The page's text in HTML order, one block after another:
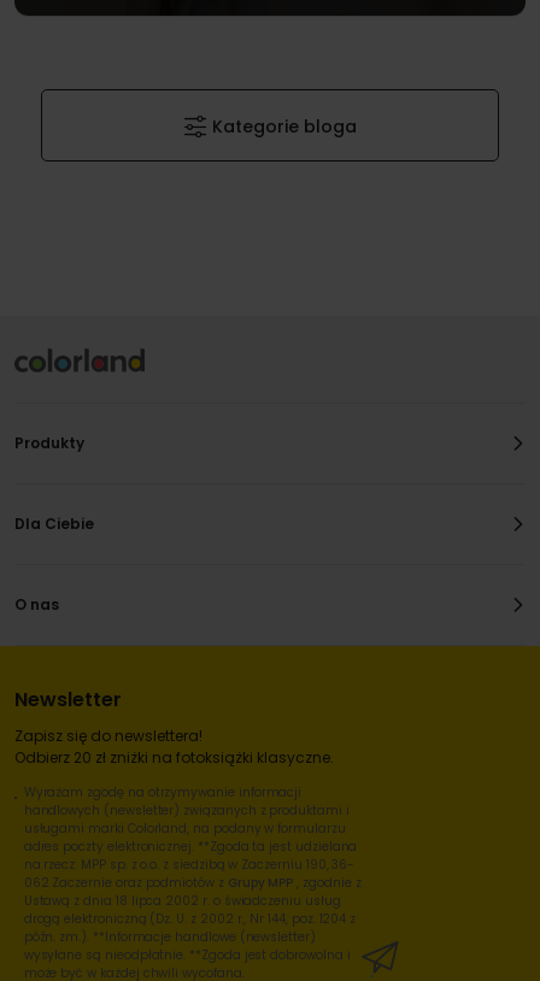
Kategorie bloga
Produkty
Dla Ciebie
O nas
Newsletter
Zapisz się do newslettera!
Odbierz 20 zł zniżki na fotoksiążki klasyczne.
Wyrażam zgodę na otrzymywanie informacji
handlowych (newsletter) związanych z produktami i
usługami marki Colorland, na podany w formularzu
adres poczty elektronicznej. **Zgoda ta jest udzielana
na rzecz: MPP sp. z o.o. z siedzibą w Zaczerniu 190, 36-
062 Zaczernie oraz podmiotów z Grupy MPP , zgodnie z
Ustawą z dnia 18 lipca 2002 r. o świadczeniu usług
drogą elektroniczną (Dz. U. z 2002 r., Nr 144, poz. 1204 z
późn. zm.). **Informacje handlowe (newsletter)
wysyłane są nieodpłatnie. **Zgoda jest dobrowolna i
może być w każdej chwili wycofana.